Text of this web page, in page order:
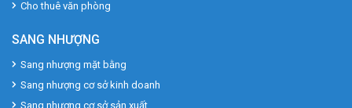
Cho thuê văn phòng
SANG NHƯỢNG
Sang nhượng mặt bằng
Sang nhượng cơ sở kinh doanh
Sang nhượng cơ sở sản xuất